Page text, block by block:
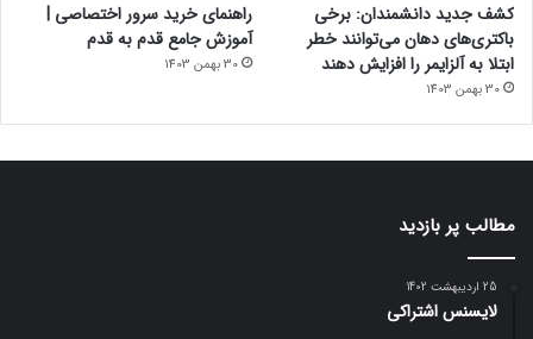
کشف جدید دانشمندان: برخی
باکتری‌های دهان می‌توانند خطر
ابتلا به آلزایمر را افزایش دهند
30 بهمن 1403
راهنمای خرید سرور اختصاصی |
آموزش جامع قدم به قدم
30 بهمن 1403
مطالب پر بازدید
25 اردیبهشت 1402
لایسنس اشتراکی